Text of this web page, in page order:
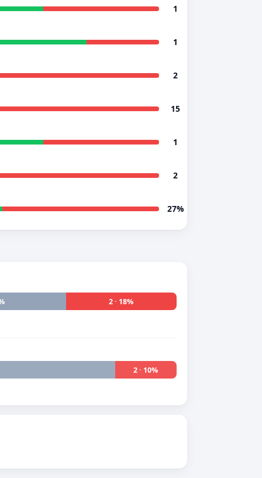
1
1
2
15
1
2
27%
2 · 18%
2 · 10%